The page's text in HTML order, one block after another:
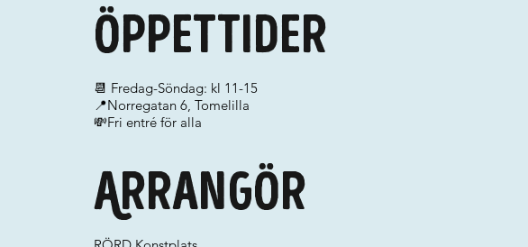
Arrangör
Öppettider
📆 Fredag-Söndag: kl 11-15
📍Norregatan 6, Tomelilla
💸Fri entré för alla